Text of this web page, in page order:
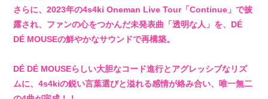
さらに、2023年の4s4ki Oneman Live Tour「Continue」で披
露され、ファンの心をつかんだ未発表曲「透明な人」を、DÉ
DÉ MOUSEの鮮やかなサウンドで再構築。
DÉ DÉ MOUSEらしい大胆なコード進行とアグレッシブなリズ
ムに、4s4kiの鋭い言葉選びと溢れる感情が絡み合い、唯一無二